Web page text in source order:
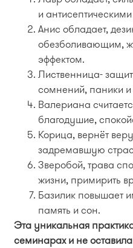
и
Анис обладает,
обезболивающим,
эффектом.
Лиственница-
сомнений, паники
Валериана
благодушие,
Корица, вернёт
задремавшую
Зверобой, трава
жизни, примирить
Базилик повышает
память и сон.
Эта уникальная
семинарах и не